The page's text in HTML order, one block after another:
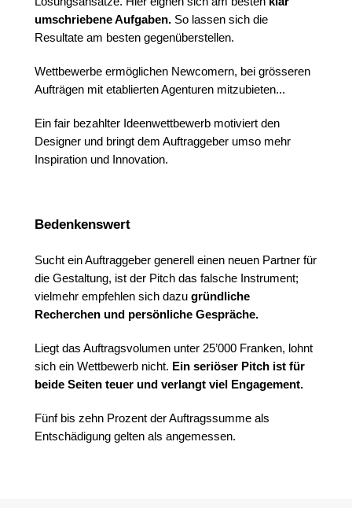
umschriebene Aufgaben. So lassen sich die
Resultate am besten gegenüberstellen.
Wettbewerbe ermöglichen Newcomern, bei grösseren
Aufträgen mit etablierten Agenturen mitzubieten...
Ein fair bezahlter Ideenwettbewerb motiviert den
Designer und bringt dem Auftraggeber umso mehr
Inspiration und Innovation.
Bedenkenswert
Sucht ein Auftraggeber generell einen neuen Partner für
die Gestaltung, ist der Pitch das falsche Instrument;
vielmehr empfehlen sich dazu gründliche
Recherchen und persönliche Gespräche.
Liegt das Auftragsvolumen unter 25’000 Franken, lohnt
sich ein Wettbewerb nicht. Ein seriöser Pitch ist für
beide Seiten teuer und verlangt viel Engagement.
Fünf bis zehn Prozent der Auftragssumme als
Entschädigung gelten als angemessen.